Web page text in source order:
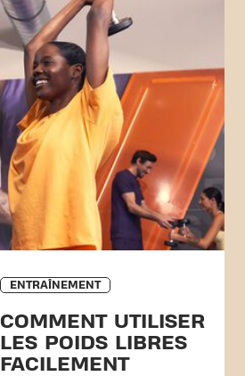
ENTRAÎNEMENT
COMMENT UTILISER
LES POIDS LIBRES
FACILEMENT